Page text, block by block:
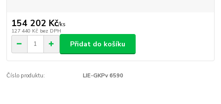
154 202 Kč/ks
127 440 Kč bez DPH
Přidat do košíku
Číslo produktu: LIE-GKPv 6590